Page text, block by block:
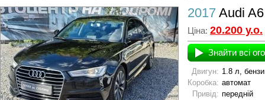
2017 Audi
Ціна: 20.200 у.о.
Знайти всі
Двигун: 1.8 л,
Коробка: автомат
Привід: передній